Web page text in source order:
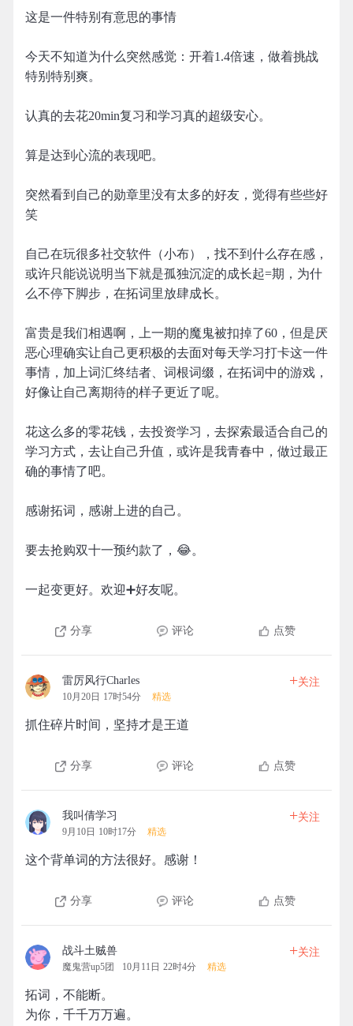
这是一件特别有意思的事情
今天不知道为什么突然感觉：开着1.4倍速，做着挑战
特别特别爽。
认真的去花20min复习和学习真的超级安心。
算是达到心流的表现吧。
突然看到自己的勋章里没有太多的好友，觉得有些些好
笑
自己在玩很多社交软件（小布），找不到什么存在感，
或许只能说说明当下就是孤独沉淀的成长起=期，为什
么不停下脚步，在拓词里放肆成长。
富贵是我们相遇啊，上一期的魔鬼被扣掉了60，但是厌
恶心理确实让自己更积极的去面对每天学习打卡这一件
事情，加上词汇终结者、词根词缀，在拓词中的游戏，
好像让自己离期待的样子更近了呢。
花这么多的零花钱，去投资学习，去探索最适合自己的
学习方式，去让自己升值，或许是我青春中，做过最正
确的事情了吧。
感谢拓词，感谢上进的自己。
要去抢购双十一预约款了，😂。
一起变更好。欢迎➕好友呢。
分享 评论 点赞
雷厉风行Charles
10月20日 17时54分 精选
+关注
抓住碎片时间，坚持才是王道
分享 评论 点赞
我叫倩学习
9月10日 10时17分 精选
+关注
这个背单词的方法很好。感谢！
分享 评论 点赞
战斗土贼兽
魔鬼营up5团 10月11日 22时4分 精选
+关注
拓词，不能断。
为你，千千万万遍。